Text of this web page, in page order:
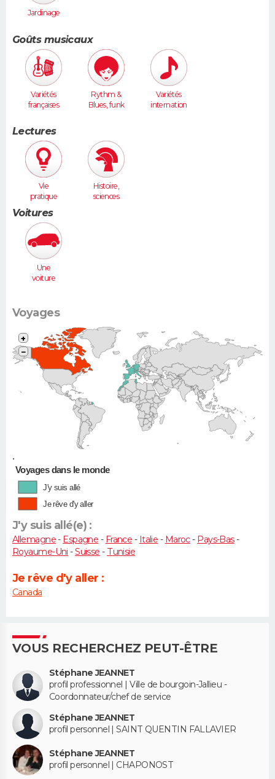
Jardinage
Goûts musicaux
Variétés
françaises
Rythm &
Blues, funk
Variétés
internation
Lectures
Vie
pratique
Histoire,
sciences
Voitures
Une
voiture
307...)
Voyages
•
+
−
Voyages dans le monde
J'y suis allé
Je rêve d'y aller
J'y suis allé(e) :
Allemagne- Espagne - France - Italie - Maroc- Pays-Bas-
Royaume-Uni -Suisse - Tunisie
Je rêve d'y aller :
Canada
VOUS RECHERCHEZ PEUT-ÊTRE
Stéphane JEANNET
profil professionnel | Ville de bourgoin-Jallieu -
Coordonnateur/chef de service
Stéphane JEANNET
profil personnel | SAINT QUENTIN FALLAVIER
Stéphane JEANNET
profil personnel | CHAPONOST